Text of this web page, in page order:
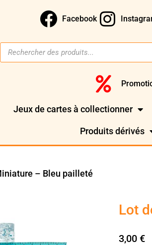
Facebook
Jeux de cartes à collectionner
Produits dérivés
– Bleu pailleté
Lot
3,00 €